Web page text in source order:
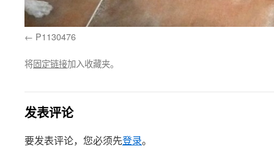
P1130476
将固定链接加入收藏夹。
发表评论
要发表评论，您必须先登录。